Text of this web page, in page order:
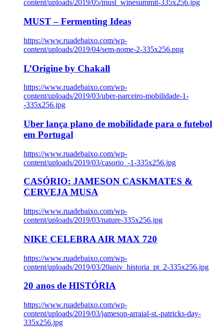
content/uploads/2019/05/must_winesummit-335x256.jpg
MUST – Fermenting Ideas
https://www.ruadebaixo.com/wp-
content/uploads/2019/04/sem-nome-2-335x256.png
L’Origine by Chakall
https://www.ruadebaixo.com/wp-
content/uploads/2019/03/uber-parceiro-mobilidade-1-
-335x256.jpg
Uber lança plano de mobilidade para o futebol
em Portugal
https://www.ruadebaixo.com/wp-
content/uploads/2019/03/casorio_-1-335x256.jpg
CASÓRIO: JAMESON CASKMATES &
CERVEJA MUSA
https://www.ruadebaixo.com/wp-
content/uploads/2019/03/nature-335x256.jpg
NIKE CELEBRA AIR MAX 720
https://www.ruadebaixo.com/wp-
content/uploads/2019/03/20aniv_historia_pt_2-335x256.jpg
20 anos de HISTÓRIA
https://www.ruadebaixo.com/wp-
content/uploads/2019/03/jameson-arraial-st.-patricks-day-
335x256.jpg